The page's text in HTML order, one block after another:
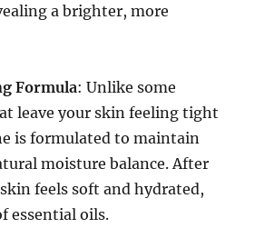
a brighter, more
Formula: Unlike some
leave your skin feeling tight
is formulated to maintain
moisture balance. After
feels soft and hydrated,
essential oils.